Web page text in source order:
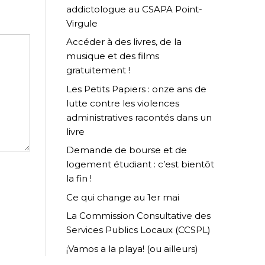
addictologue au CSAPA Point-
Virgule
Accéder à des livres, de la
musique et des films
gratuitement !
Les Petits Papiers : onze ans de
lutte contre les violences
administratives racontés dans un
livre
Demande de bourse et de
logement étudiant : c’est bientôt
la fin !
Ce qui change au 1er mai
La Commission Consultative des
Services Publics Locaux (CCSPL)
¡Vamos a la playa! (ou ailleurs)